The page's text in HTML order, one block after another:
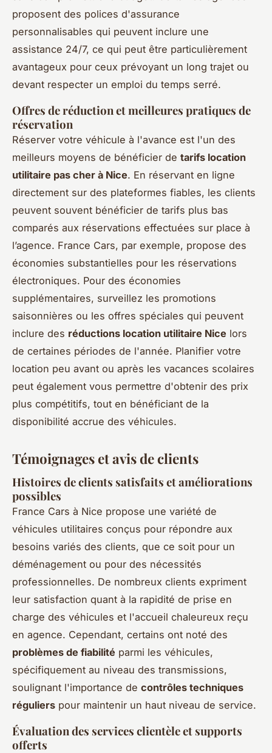
proposent des polices d'assurance
personnalisables qui peuvent inclure une
assistance 24/7, ce qui peut être particulièrement
avantageux pour ceux prévoyant un long trajet ou
devant respecter un emploi du temps serré.
Offres de réduction et meilleures pratiques de
réservation
Réserver votre véhicule à l'avance est l'un des
meilleurs moyens de bénéficier de tarifs location
utilitaire pas cher à Nice. En réservant en ligne
directement sur des plateformes fiables, les clients
peuvent souvent bénéficier de tarifs plus bas
comparés aux réservations effectuées sur place à
l’agence. France Cars, par exemple, propose des
économies substantielles pour les réservations
électroniques. Pour des économies
supplémentaires, surveillez les promotions
saisonnières ou les offres spéciales qui peuvent
inclure des réductions location utilitaire Nice lors
de certaines périodes de l'année. Planifier votre
location peu avant ou après les vacances scolaires
peut également vous permettre d'obtenir des prix
plus compétitifs, tout en bénéficiant de la
disponibilité accrue des véhicules.
Témoignages et avis de clients
Histoires de clients satisfaits et améliorations
possibles
France Cars à Nice propose une variété de
véhicules utilitaires conçus pour répondre aux
besoins variés des clients, que ce soit pour un
déménagement ou pour des nécessités
professionnelles. De nombreux clients expriment
leur satisfaction quant à la rapidité de prise en
charge des véhicules et l'accueil chaleureux reçu
en agence. Cependant, certains ont noté des
problèmes de fiabilité parmi les véhicules,
spécifiquement au niveau des transmissions,
soulignant l'importance de contrôles techniques
réguliers pour maintenir un haut niveau de service.
Évaluation des services clientèle et supports
offerts